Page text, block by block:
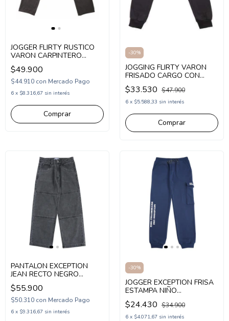
JOGGER FLIRTY RUSTICO
VARON CARPINTERO
RECTO (FL26204)
$49.900
$44.910 con Mercado Pago
6 x $8.316,67 sin interés
Comprar
-30%
JOGGING FLIRTY VARON
FRISADO CARGO CON
CIERRE (FL24753)
$33.530 $47.900
6 x $5.588,33 sin interés
Comprar
PANTALON EXCEPTION
JEAN RECTO NEGRO
(EX26HP63)
$55.900
$50.310 con Mercado Pago
6 x $9.316,67 sin interés
-30%
JOGGER EXCEPTION FRISA
ESTAMPA NIÑO
(EX26HPK59)
$24.430 $34.900
6 x $4.071,67 sin interés